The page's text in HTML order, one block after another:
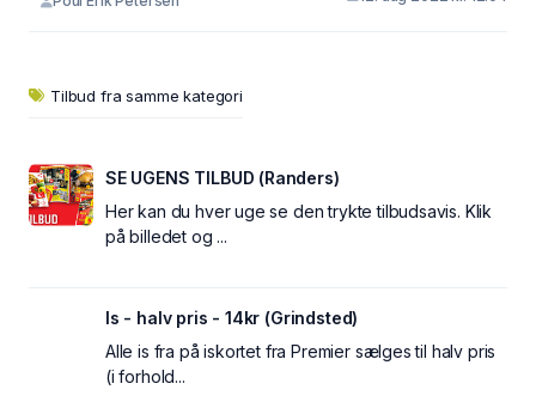
Tilbud fra samme kategori
SE UGENS TILBUD (Randers)
Her kan du hver uge se den trykte tilbudsavis. Klik
på billedet og ...
Is - halv pris - 14kr (Grindsted)
Alle is fra på iskortet fra Premier sælges til halv pris
(i forhold...